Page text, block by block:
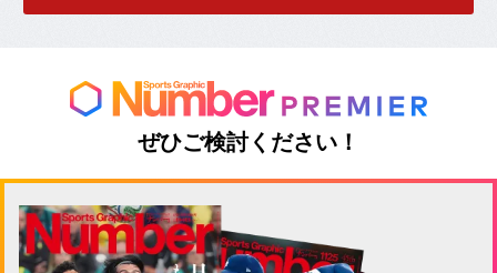
ぜひご検討ください！